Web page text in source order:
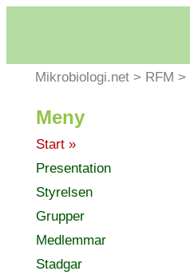
Mikrobiologi.net > RFM >
Meny
Start »
Presentation
Styrelsen
Grupper
Medlemmar
Stadgar